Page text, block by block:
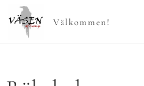
Välkommen!